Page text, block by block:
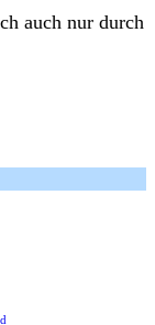
auch nur durch